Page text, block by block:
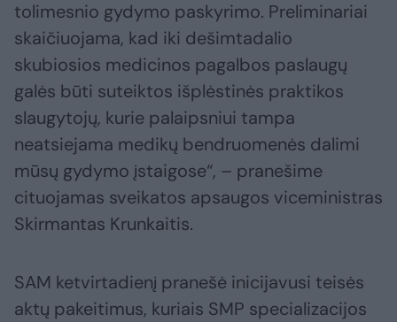
tolimesnio gydymo paskyrimo. Preliminariai
skaičiuojama, kad iki dešimtadalio
skubiosios medicinos pagalbos paslaugų
galės būti suteiktos išplėstinės praktikos
slaugytojų, kurie palaipsniui tampa
neatsiejama medikų bendruomenės dalimi
mūsų gydymo įstaigose“, – pranešime
cituojamas sveikatos apsaugos viceministras
Skirmantas Krunkaitis.
SAM ketvirtadienį pranešė inicijavusi teisės
aktų pakeitimus, kuriais SMP specializacijos